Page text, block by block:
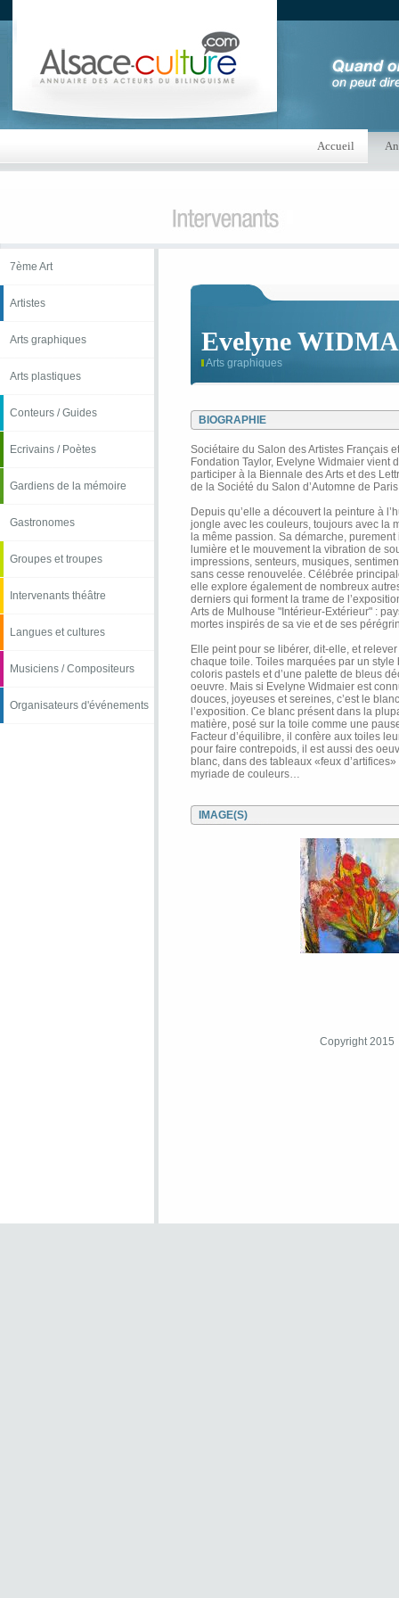
Accueil
7ème Art
Artistes
Arts graphiques
Arts plastiques
Conteurs / Guides
Ecrivains / Poètes
Gardiens de la mémoire
Gastronomes
Groupes et troupes
Intervenants théâtre
Langues et cultures
Musiciens / Compositeurs
Organisateurs d'événements
Evelyne
Arts graphiques
BIOGRAPHIE
Sociétaire du Salon des Artistes Français
Fondation Taylor, Evelyne Widmaier vient
participer à la Biennale des Arts et des
de la Société du Salon d’Automne de
Depuis qu’elle a découvert la peinture à
jongle avec les couleurs, toujours avec la
la même passion. Sa démarche,
lumière et le mouvement la vibration de
impressions, senteurs, musiques,
sans cesse renouvelée. Célébrée
elle explore également de nombreux
derniers qui forment la trame de
Arts de Mulhouse "Intérieur-Extérieur" :
mortes inspirés de sa vie et de ses
Elle peint pour se libérer, dit-elle, et
chaque toile. Toiles marquées par un
coloris pastels et d’une palette de bleus
oeuvre. Mais si Evelyne Widmaier est
douces, joyeuses et sereines, c’est le
l’exposition. Ce blanc présent dans la
matière, posé sur la toile comme une
Facteur d’équilibre, il confère aux toiles
pour faire contrepoids, il est aussi des
blanc, dans des tableaux «feux
myriade de couleurs…
IMAGE(S)
Copyright 2015